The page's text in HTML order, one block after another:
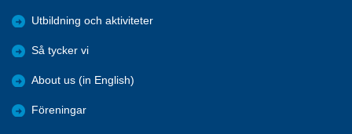
Utbildning och aktiviteter
Så tycker vi
About us (in English)
Föreningar